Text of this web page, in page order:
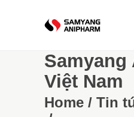
Samyang
Việt Nam
Home / Tin